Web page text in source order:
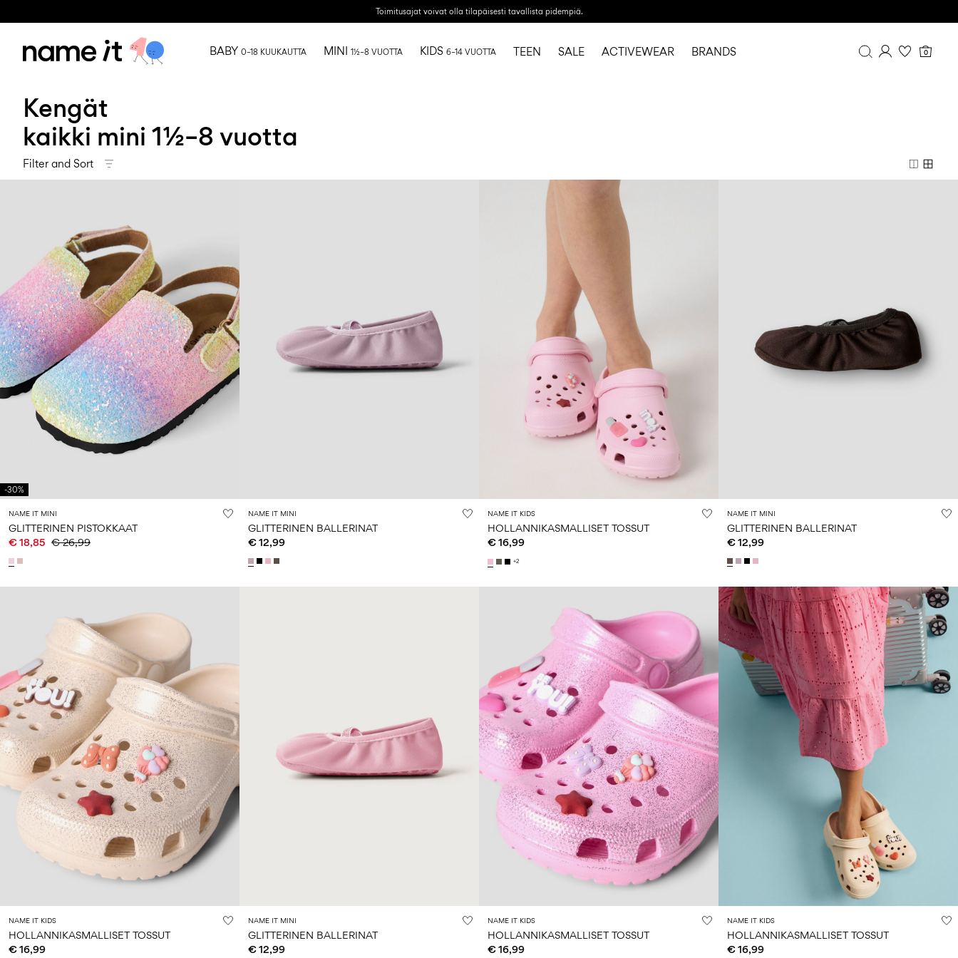
Toimitusajat voivat olla tilapäisesti tavallista pidempiä.
0
BABY 0–18 KUUKAUTTA MINI 1½–8 VUOTTA KIDS 6–14 VUOTTA TEEN SALE ACTIVEWEAR BRANDS
Kengät
kaikki mini 1½–8 vuotta
Filter and Sort
-30%
NAME IT MINI
GLITTERINEN PISTOKKAAT
€ 18,85 € 26,99
NAME IT MINI
GLITTERINEN BALLERINAT
€ 12,99
NAME IT KIDS
HOLLANNIKASMALLISET TOSSUT
€ 16,99
+2
NAME IT MINI
GLITTERINEN BALLERINAT
€ 12,99
NAME IT KIDS
HOLLANNIKASMALLISET TOSSUT
€ 16,99
NAME IT MINI
GLITTERINEN BALLERINAT
€ 12,99
NAME IT KIDS
HOLLANNIKASMALLISET TOSSUT
€ 16,99
NAME IT KIDS
HOLLANNIKASMALLISET TOSSUT
€ 16,99